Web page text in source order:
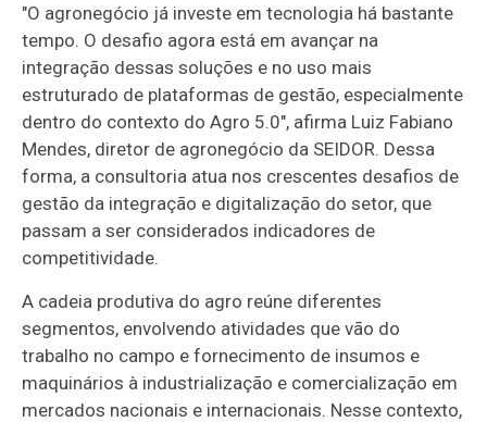
"O agronegócio já investe em tecnologia há bastante
tempo. O desafio agora está em avançar na
integração dessas soluções e no uso mais
estruturado de plataformas de gestão, especialmente
dentro do contexto do Agro 5.0", afirma Luiz Fabiano
Mendes, diretor de agronegócio da SEIDOR. Dessa
forma, a consultoria atua nos crescentes desafios de
gestão da integração e digitalização do setor, que
passam a ser considerados indicadores de
competitividade.
A cadeia produtiva do agro reúne diferentes
segmentos, envolvendo atividades que vão do
trabalho no campo e fornecimento de insumos e
maquinários à industrialização e comercialização em
mercados nacionais e internacionais. Nesse contexto,